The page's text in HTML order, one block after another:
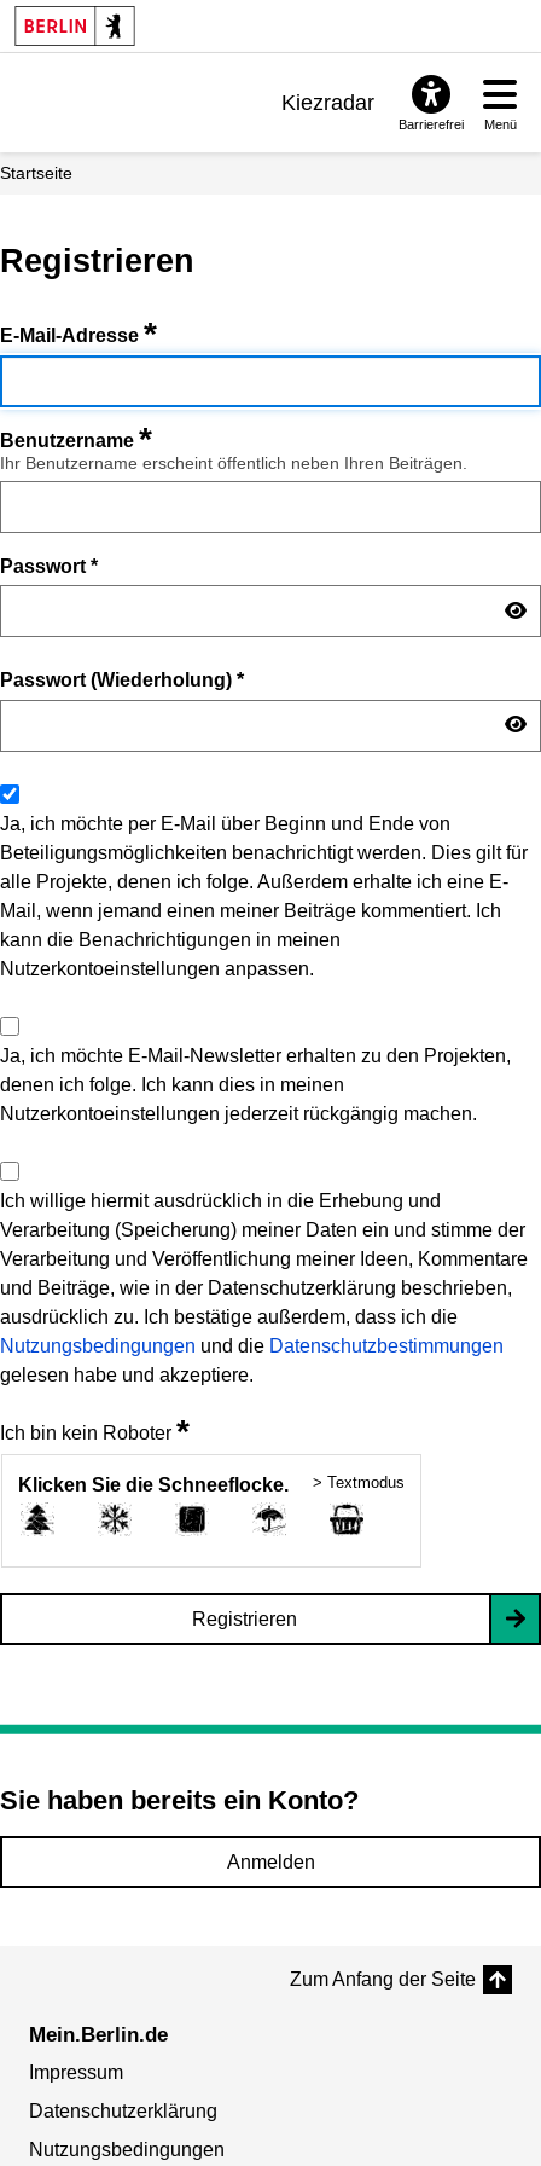
Kiezradar
Barrierefrei Menü
Startseite
Registrieren
E-Mail-Adresse *
Benutzername *
Ihr Benutzername erscheint öffentlich neben Ihren Beiträgen.
Passwort *
Passwort (Wiederholung) *
Ja, ich möchte per E-Mail über Beginn und Ende von
Beteiligungsmöglichkeiten benachrichtigt werden. Dies gilt für
alle Projekte, denen ich folge. Außerdem erhalte ich eine E-
Mail, wenn jemand einen meiner Beiträge kommentiert. Ich
kann die Benachrichtigungen in meinen
Nutzerkontoeinstellungen anpassen.
Ja, ich möchte E-Mail-Newsletter erhalten zu den Projekten,
denen ich folge. Ich kann dies in meinen
Nutzerkontoeinstellungen jederzeit rückgängig machen.
Ich willige hiermit ausdrücklich in die Erhebung und
Verarbeitung (Speicherung) meiner Daten ein und stimme der
Verarbeitung und Veröffentlichung meiner Ideen, Kommentare
und Beiträge, wie in der Datenschutzerklärung beschrieben,
ausdrücklich zu. Ich bestätige außerdem, dass ich die
Nutzungsbedingungen und die Datenschutzbestimmungen
gelesen habe und akzeptiere.
Ich bin kein Roboter *
Klicken Sie die Schneeflocke. > Textmodus
Registrieren
Sie haben bereits ein Konto?
Anmelden
Zum Anfang der Seite
Mein.Berlin.de
Impressum
Datenschutzerklärung
Nutzungsbedingungen